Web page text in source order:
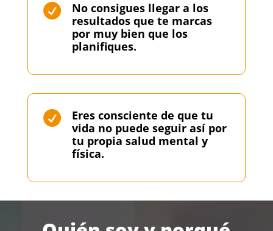

No consigues llegar a los
resultados que te marcas
por muy bien que los
planifiques.

Eres consciente de que tu
vida no puede seguir así por
tu propia salud mental y
física.